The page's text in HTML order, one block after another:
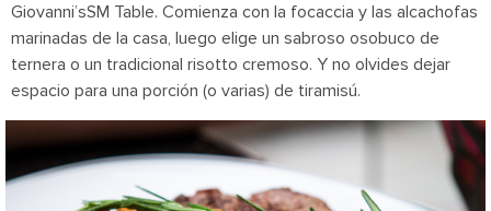
Giovanni’sSM Table. Comienza con la focaccia y las alcachofas
marinadas de la casa, luego elige un sabroso osobuco de
ternera o un tradicional risotto cremoso. Y no olvides dejar
espacio para una porción (o varias) de tiramisú.